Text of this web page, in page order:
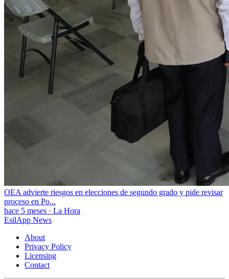
OEA advierte riesgos en elecciones de segundo grado y pide revisar
proceso en Po...
hace 5 meses · La Hora
EsilApp News
About
Privacy Policy
Licensing
Contact